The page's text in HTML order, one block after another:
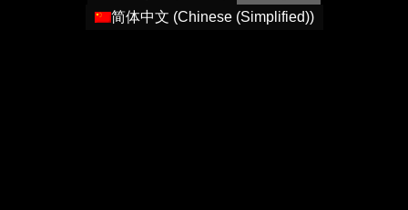
简体中文 (Chinese (Simplified))